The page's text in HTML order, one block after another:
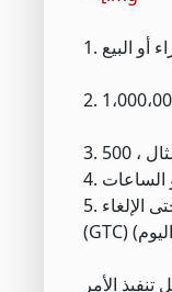
5. حدد نوع الأمر. تعتمد حقول تحديد السعر على نوع الأمر الذي اخترته. لأوامر المخزون ، حدد من: حدد وقت انتهاء الصلاحية: صالح حتى الإلغاء